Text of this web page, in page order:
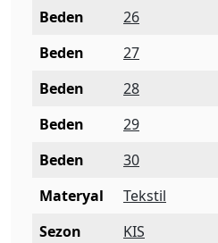
Beden
26
Beden
27
Beden
28
Beden
29
Beden
30
Materyal
Tekstil
Sezon
KIS